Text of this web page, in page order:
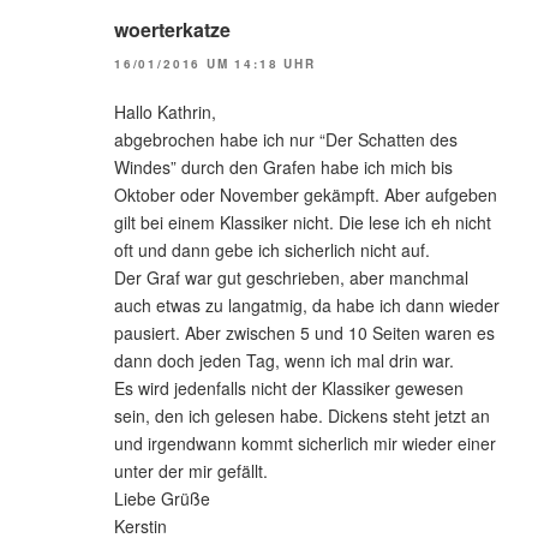
woerterkatze
16/01/2016 UM 14:18 UHR
Hallo Kathrin,
abgebrochen habe ich nur “Der Schatten des
Windes” durch den Grafen habe ich mich bis
Oktober oder November gekämpft. Aber aufgeben
gilt bei einem Klassiker nicht. Die lese ich eh nicht
oft und dann gebe ich sicherlich nicht auf.
Der Graf war gut geschrieben, aber manchmal
auch etwas zu langatmig, da habe ich dann wieder
pausiert. Aber zwischen 5 und 10 Seiten waren es
dann doch jeden Tag, wenn ich mal drin war.
Es wird jedenfalls nicht der Klassiker gewesen
sein, den ich gelesen habe. Dickens steht jetzt an
und irgendwann kommt sicherlich mir wieder einer
unter der mir gefällt.
Liebe Grüße
Kerstin